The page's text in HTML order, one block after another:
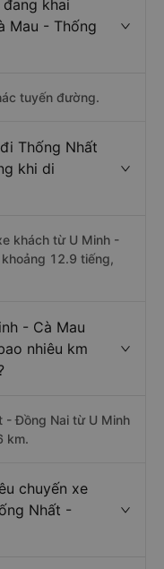
khai
Mau - Thống
tuyến đường.
Thống Nhất
khi di
khách từ U Minh -
12.9 tiếng,
- Cà Mau
nhiêu km
- Đồng Nai từ U Minh
km.
chuyến xe
Nhất -